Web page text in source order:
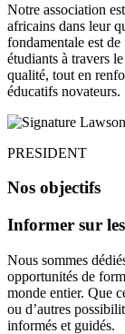
Notre association
africains dans leur
fondamentale est
étudiants à travers
qualité, tout en
éducatifs novateurs.
PRESIDENT
Nos objectifs
Informer sur
Nous sommes
opportunités de
monde entier. Que
ou d’autres
informés et guidés.